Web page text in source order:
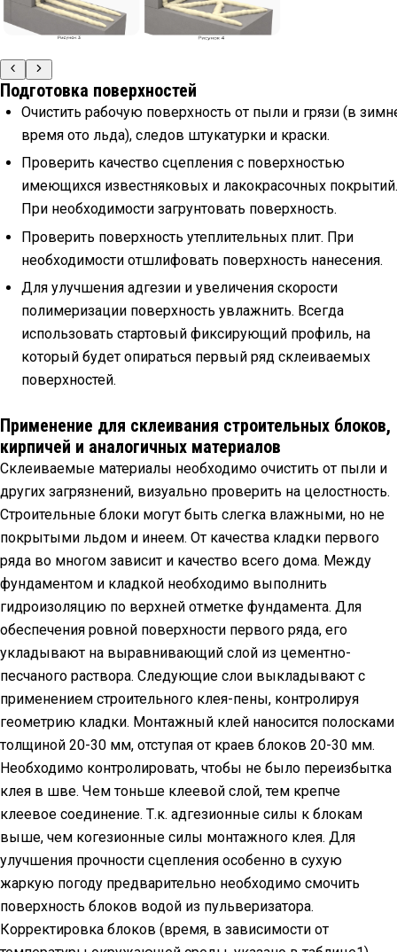
Подготовка поверхностей
Очистить рабочую поверхность от пыли и грязи (в
время ото льда), следов штукатурки и краски.
Проверить качество сцепления с поверхностью
имеющихся известняковых и лакокрасочных покрытий.
При необходимости загрунтовать поверхность.
Проверить поверхность утеплительных плит. При
необходимости отшлифовать поверхность нанесения.
Для улучшения адгезии и увеличения скорости
полимеризации поверхность увлажнить. Всегда
использовать стартовый фиксирующий профиль, на
который будет опираться первый ряд склеиваемых
поверхностей.
Применение для склеивания строительных блоков,
кирпичей и аналогичных материалов
Склеиваемые материалы необходимо очистить от пыли и
других загрязнений, визуально проверить на целостность.
Строительные блоки могут быть слегка влажными, но не
покрытыми льдом и инеем. От качества кладки первого
ряда во многом зависит и качество всего дома. Между
фундаментом и кладкой необходимо выполнить
гидроизоляцию по верхней отметке фундамента. Для
обеспечения ровной поверхности первого ряда, его
укладывают на выравнивающий слой из цементно-
песчаного раствора. Следующие слои выкладывают с
применением строительного клея-пены, контролируя
геометрию кладки. Монтажный клей наносится полосками
толщиной 20-30 мм, отступая от краев блоков 20-30 мм.
Необходимо контролировать, чтобы не было переизбытка
клея в шве. Чем тоньше клеевой слой, тем крепче
клеевое соединение. Т.к. адгезионные силы к блокам
выше, чем когезионные силы монтажного клея. Для
улучшения прочности сцепления особенно в сухую
жаркую погоду предварительно необходимо смочить
поверхность блоков водой из пульверизатора.
Корректировка блоков (время, в зависимости от